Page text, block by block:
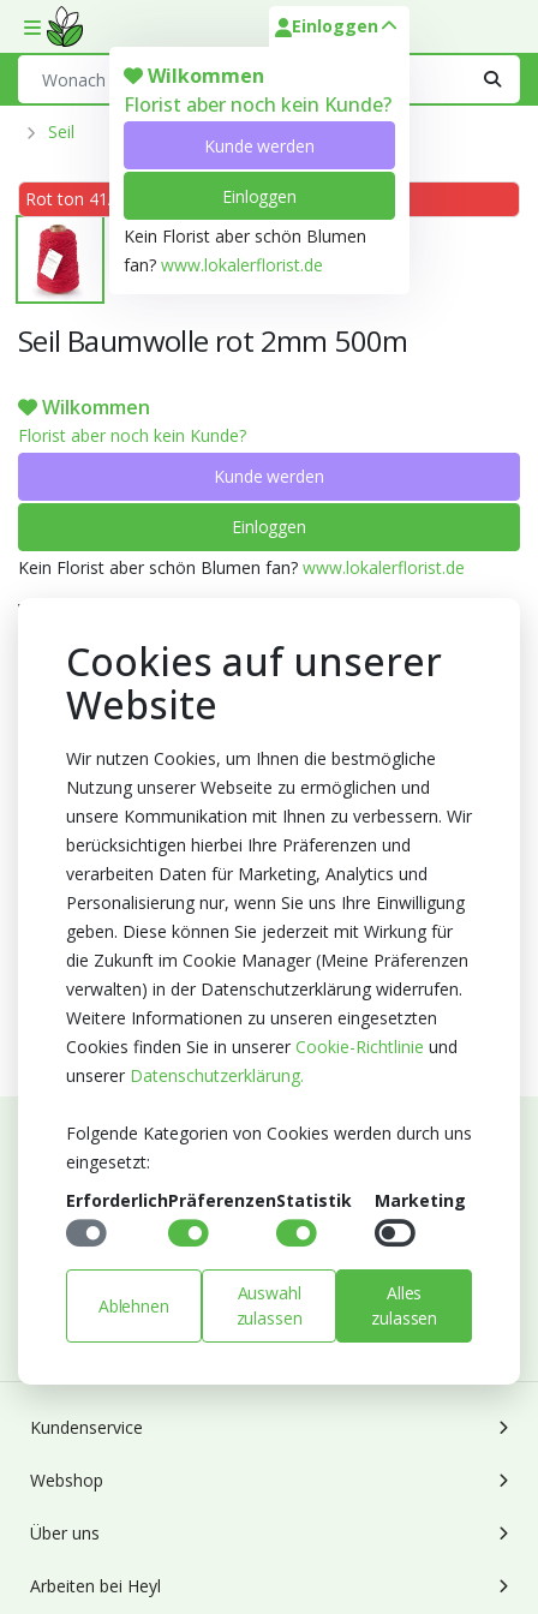
Toggle mobile menu
Einloggen
Wilkommen
Florist aber noch kein Kunde?
Kunde werden
Einloggen
Kein Florist aber schön Blumen
fan? www.lokalerflorist.de
Seil
Rot ton 41A
Seil Baumwolle rot 2mm 500m
Wilkommen
Florist aber noch kein Kunde?
Kunde werden
Einloggen
Kein Florist aber schön Blumen fan? www.lokalerflorist.de
Verpackung
Anzahl pro Wanne
Abmessungen
10x10x17cm
Zertifikat
Kein Zertifikate
Abonnieren Sie unseren Newsletter
Bleiben Sie auf dem Laufenden mit Neuigkeiten und
Entwicklungen von Blumengroßhandel Heyl
Abonnieren
Kundenservice
Webshop
Über uns
Arbeiten bei Heyl
Cookies auf unserer
Website
Wir nutzen Cookies, um Ihnen die bestmögliche
Nutzung unserer Webseite zu ermöglichen und
unsere Kommunikation mit Ihnen zu verbessern. Wir
berücksichtigen hierbei Ihre Präferenzen und
verarbeiten Daten für Marketing, Analytics und
Personalisierung nur, wenn Sie uns Ihre Einwilligung
geben. Diese können Sie jederzeit mit Wirkung für
die Zukunft im Cookie Manager (Meine Präferenzen
verwalten) in der Datenschutzerklärung widerrufen.
Weitere Informationen zu unseren eingesetzten
Cookies finden Sie in unserer Cookie-Richtlinie und
unserer Datenschutzerklärung.
Folgende Kategorien von Cookies werden durch uns
eingesetzt:
ErforderlichPräferenzenStatistik Marketing
Ablehnen
Auswahl
zulassen
Alles
zulassen